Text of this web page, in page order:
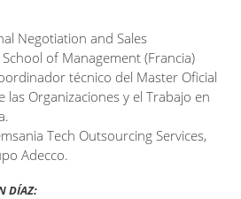
Negotiation and Sales
of Management (Francia)
técnico del Master Oficial
las Organizaciones y el Trabajo en
Tech Outsourcing Services,
Adecco.
DÍAZ: